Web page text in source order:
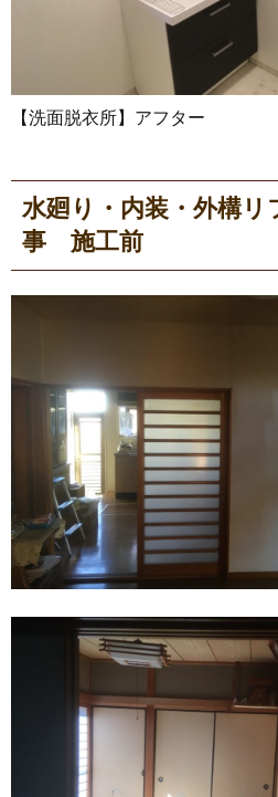
【洗面脱衣所】アフター
水廻り・内装・外構リ
事 施工前